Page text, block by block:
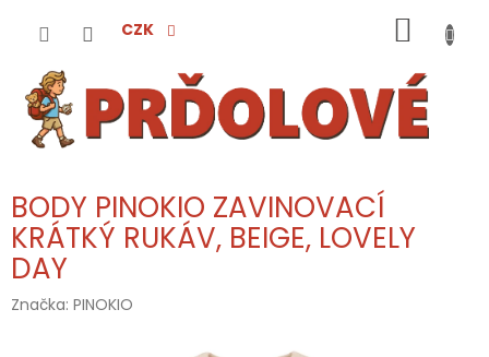
CZK
KOŠÍK
BODY PINOKIO ZAVINOVACÍ
KRÁTKÝ RUKÁV, BEIGE, LOVELY
DAY
Značka: PINOKIO